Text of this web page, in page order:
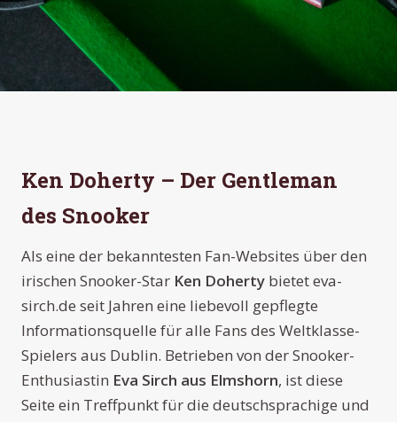
Eva-sirch.de war eine Fan-Website für den
irischen Snooker-Profi Ken Doherty, betrieben
Elmshorn.
Ken Doherty – Der Gentleman
des Snooker
Als eine der bekanntesten Fan-Websites über den
irischen Snooker-Star Ken Doherty bietet eva-
sirch.de seit Jahren eine liebevoll gepflegte
Informationsquelle für alle Fans des Weltklasse-
Spielers aus Dublin. Betrieben von der Snooker-
Enthusiastin Eva Sirch aus Elmshorn, ist diese
Seite ein Treffpunkt für die deutschsprachige und